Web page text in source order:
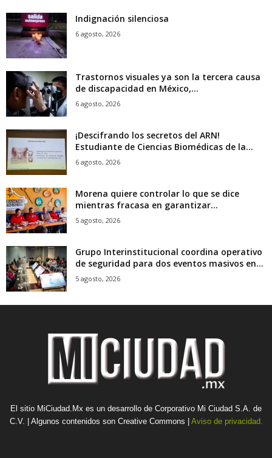
Indignación silenciosa
6 agosto, 2026
Trastornos visuales ya son la tercera causa
de discapacidad en México,...
6 agosto, 2026
¡Descifrando los secretos del ARN!
Estudiante de Ciencias Biomédicas de la...
6 agosto, 2026
Morena quiere controlar lo que se dice
mientras fracasa en garantizar...
5 agosto, 2026
Grupo Interinstitucional coordina operativo
de seguridad para dos eventos masivos en...
5 agosto, 2026
El sitio MiCiudad.Mx es un desarrollo de Corporativo Mi Ciudad S.A. de
C.V. | Algunos contenidos son Creative Commons | Aviso de privacidad.